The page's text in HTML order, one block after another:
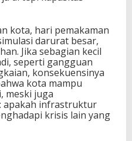
kota, hari pemakaman
darurat besar,
Jika sebagian kecil
seperti gangguan
konsekuensinya
kota mampu
meski juga
apakah infrastruktur
krisis lain yang